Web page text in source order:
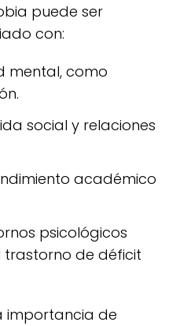
puede ser
con:
mental, como
social y relaciones
académico
psicológicos
trastorno de déficit
importancia de